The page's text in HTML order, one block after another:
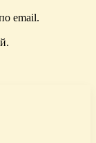
email.